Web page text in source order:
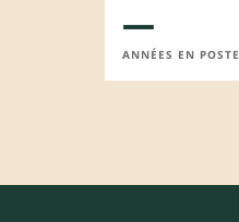
—
ANNÉES EN POSTE